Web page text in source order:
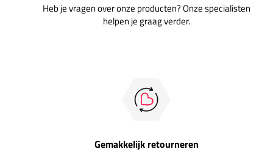
Heb je vragen over onze producten? Onze specialisten
helpen je graag verder.
Gemakkelijk retourneren